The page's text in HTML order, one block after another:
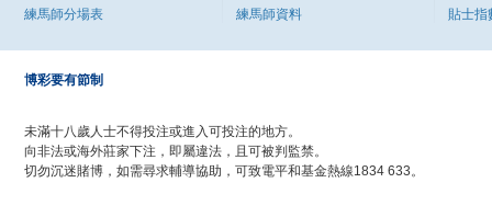
練馬師分場表
練馬師資料
貼士指
博彩要有節制
未滿十八歲人士不得投注或進入可投注的地方。
向非法或海外莊家下注，即屬違法，且可被判監禁。
切勿沉迷賭博，如需尋求輔導協助，可致電平和基金熱線1834 633。